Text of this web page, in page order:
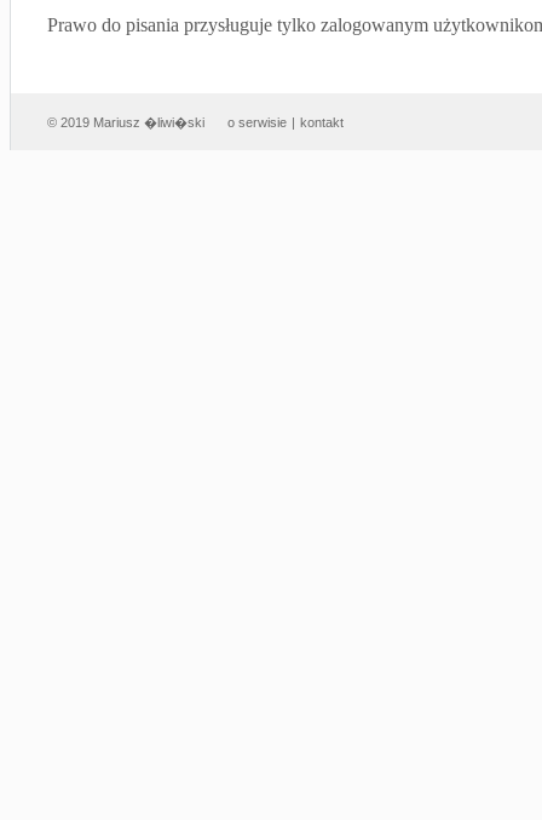
Prawo do pisania przysługuje tylko zalogowanym
© 2019 Mariusz �liwi�ski o serwisie | kontakt